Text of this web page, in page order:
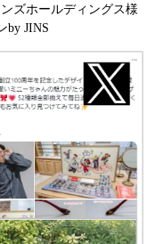
ズホールディングス様
by JINS